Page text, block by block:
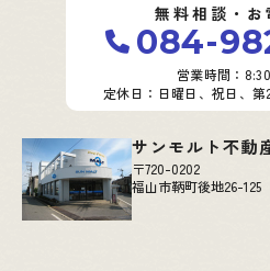
無料相談・お
084-
営業時間：
定休日：日曜日、祝日、第
サンモルト不動
〒720-0202
福山市鞆町後地26-125